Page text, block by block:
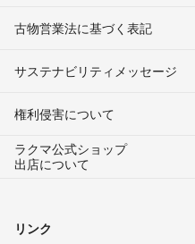
古物営業法に基づく表記
サステナビリティメッセージ
権利侵害について
ラクマ公式ショップ
出店について
リンク